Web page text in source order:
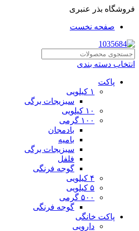
فروشگاه بذر عنبری
صفحه نخست
انتخاب دسته بندی
پاکت
۱ کیلویی
سبزیجات برگی
۱۰ کیلویی
۱۰۰ گرمی
بادمجان
بامیه
سبزیجات برگی
فلفل
گوجه فرنگی
۴ کیلویی
۵ کیلویی
۵۰۰ گرمی
گوجه فرنگی
پاکت خانگی
دارویی